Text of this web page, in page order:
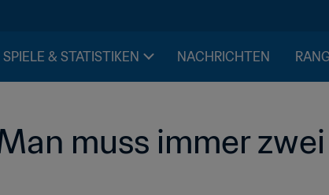
SPIELE & STATISTIKEN NACHRICHTEN
muss immer